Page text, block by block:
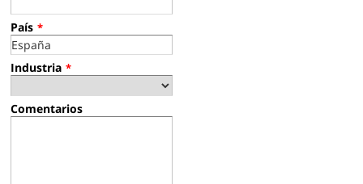
País *
Industria *
Comentarios